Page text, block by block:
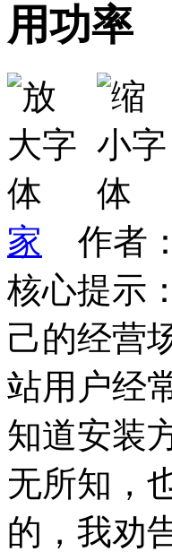
用功率
家 作者
核心提示
己的经营
站用户经
知道安装
无所知，
的，我劝